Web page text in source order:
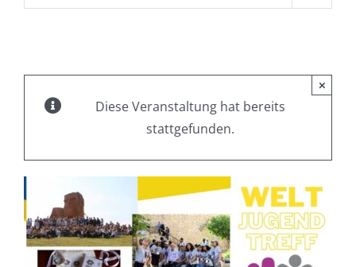
Diese Veranstaltung hat bereits
stattgefunden.
×